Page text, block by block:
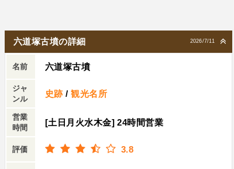
2026/7/11
六道塚古墳の詳細
名前 六道塚古墳
ジャ
ンル
史跡 /観光名所
営業
時間
[土日月火水木金] 24時間営業
評価 3.8